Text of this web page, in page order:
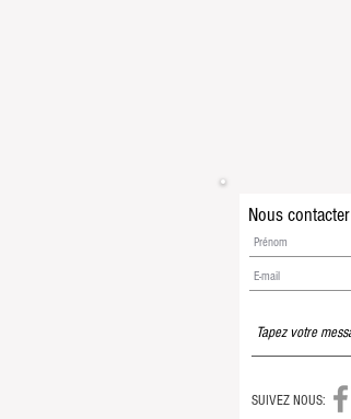
Nous contacter
SUIVEZ NOUS: